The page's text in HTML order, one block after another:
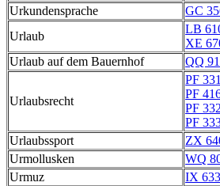
Urkundensprache
GC
Urlaub
LB
XE
Urlaub auf dem Bauernhof
QQ
Urlaubsrecht
PF 331
PF
PF 332
PF
Urlaubssport
ZX
Urmollusken
WQ
Urmuz
IX